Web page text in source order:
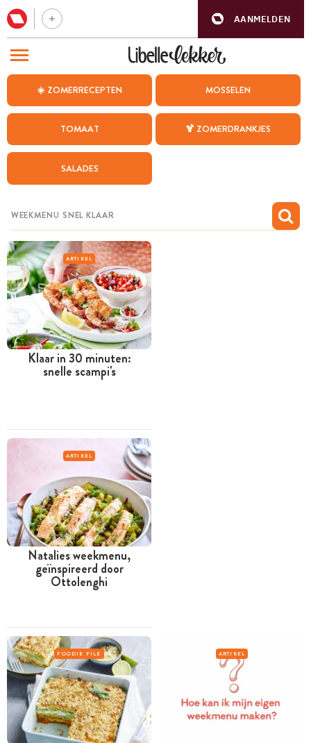
AANMELDEN
☀️ ZOMERRECEPTEN MOSSELEN
TOMAAT 🍹 ZOMERDRANKJES
SALADES
ARTIKEL
Klaar in 30 minuten:
snelle scampi's
ARTIKEL
Natalies weekmenu,
geïnspireerd door
Ottolenghi
FOODIE FILE ARTIKEL
BEZOEK ONZE ANDERE WEBSITES
WEEKMENU
CHAT MET MAIA
MIJN BEWAARDE RECEPTEN